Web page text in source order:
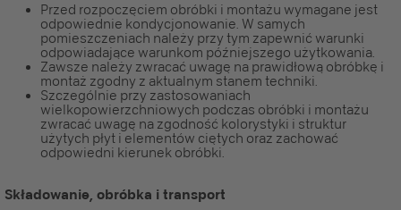
Przed rozpoczęciem obróbki i montażu wymagane jest
odpowiednie kondycjonowanie. W samych
pomieszczeniach należy przy tym zapewnić warunki
odpowiadające warunkom późniejszego użytkowania.
Zawsze należy zwracać uwagę na prawidłową obróbkę i
montaż zgodny z aktualnym stanem techniki.
Szczególnie przy zastosowaniach
wielkopowierzchniowych podczas obróbki i montażu
zwracać uwagę na zgodność kolorystyki i struktur
użytych płyt i elementów ciętych oraz zachować
odpowiedni kierunek obróbki.
Składowanie, obróbka i transport